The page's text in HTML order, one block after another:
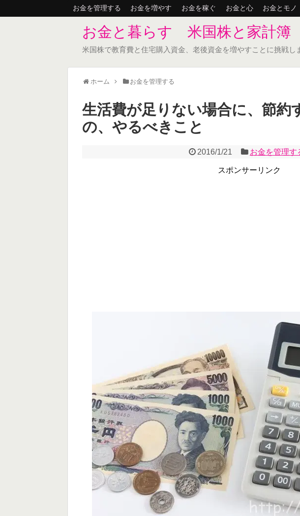
お金を管理する お金を増やす お金を稼ぐ お金と心 お金とモノ
お金と暮らす 米国株と家計簿
米国株で教育費と住宅購入資金、老後資金を増やすことに挑戦し
ホーム お金を管理する
生活費が足りない場合に、節約
の、やるべきこと
2016/1/21 お金を管理す
スポンサーリンク